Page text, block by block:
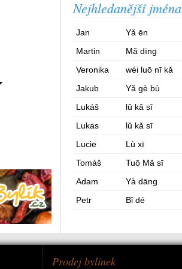
Nejhledanější jména
Jan
Yǎ ēn
Martin
Mǎ dīng
Veronika
wéi luō nī kǎ
Jakub
Yǎ gè bù
Lukáš
lǔ kǎ sī
Lukas
lǔ kǎ sī
Lucie
Lù xī
Tomáš
Tuō Mǎ sī
Adam
Yà dāng
Petr
Bǐ dé
Prodej bylinek